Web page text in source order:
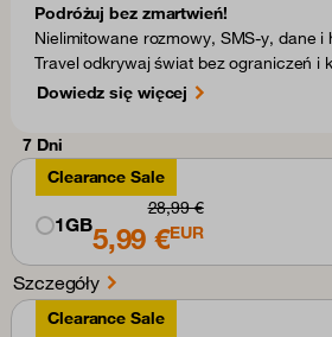
Podróżuj bez zmartwień!
Nielimitowane rozmowy, SMS-y, dane i
Travel odkrywaj świat bez ograniczeń i
Dowiedz się więcej
7 Dni
Clearance Sale
1GB
28,99 €
5,99 €EUR
Szczegóły
Clearance Sale